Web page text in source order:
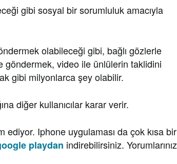
gibi sosyal bir sorumluluk amacıyla
olabileceği gibi, bağlı gözlerle
göndermek, video ile ünlülerin taklidini
gibi milyonlarca şey olabilir.
diğer kullanıcılar karar verir.
Iphone uygulaması da çok kısa bir
playdan indirebilirsiniz. Yorumlarınız